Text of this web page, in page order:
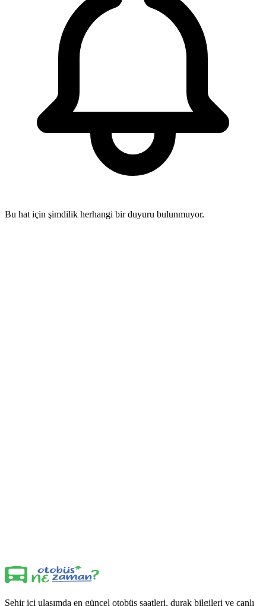
Bu hat için şimdilik herhangi bir duyuru bulunmuyor.
Şehir içi ulaşımda en güncel otobüs saatleri, durak bilgileri ve canlı